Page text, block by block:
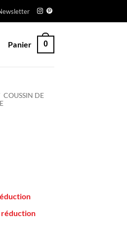
Panier 0
COUSSIN DE
réduction